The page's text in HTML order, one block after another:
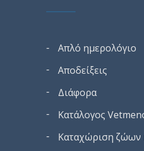
Απλό ημερολόγιο
Αποδείξεις
Διάφορα
Κατάλογος
Καταχώριση ζώων